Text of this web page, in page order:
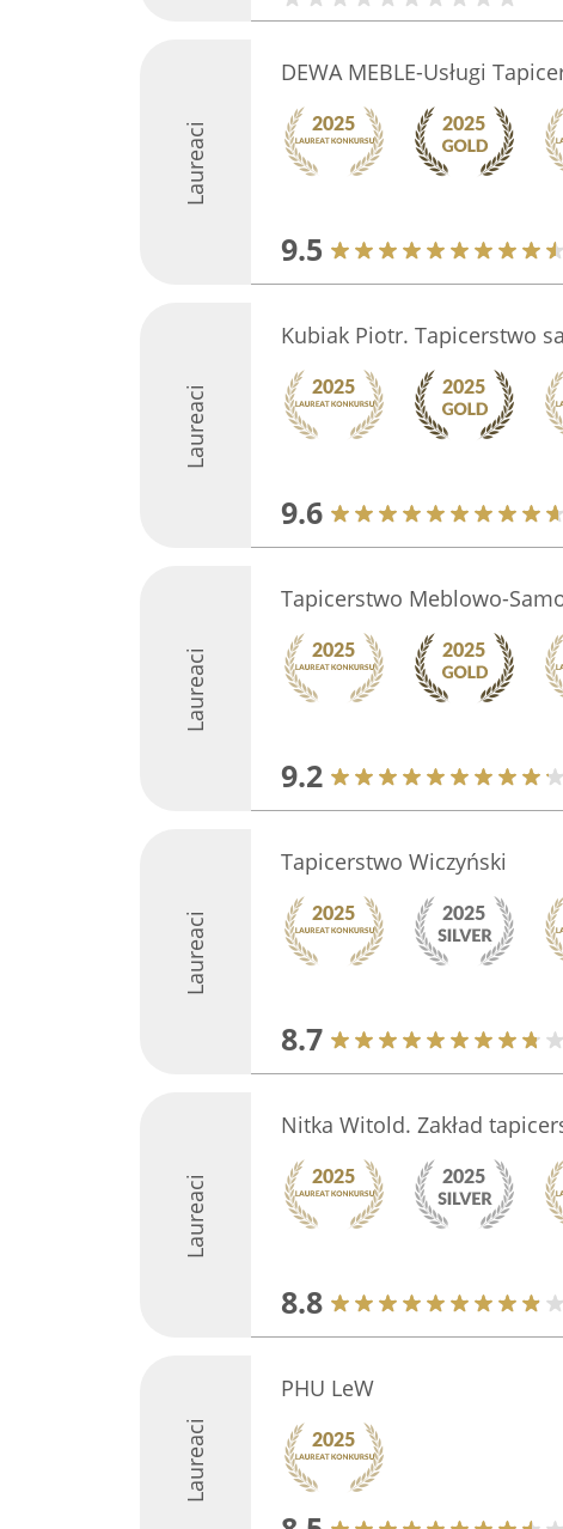
Laureaci
DEWA MEBLE-Usługi
9.5
Laureaci
Kubiak Piotr. Tapicerstwo
9.6
Laureaci
Tapicerstwo Meblowo-
9.2
Laureaci
Tapicerstwo Wiczyński
8.7
Laureaci
Nitka Witold. Zakład
8.8
Laureaci
PHU LeW